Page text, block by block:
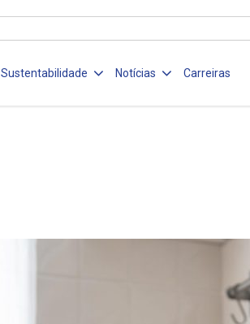
Sustentabilidade Notícias Carreiras